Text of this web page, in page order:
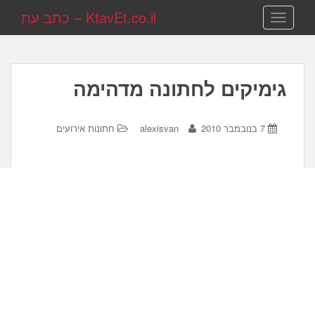
TOGGLE NAVIGATION KtavEt.co.il – כתב עת
גימיקים לחתונה מדהימה
7 בנובמבר 2010 alexisvan חתונות אירועים